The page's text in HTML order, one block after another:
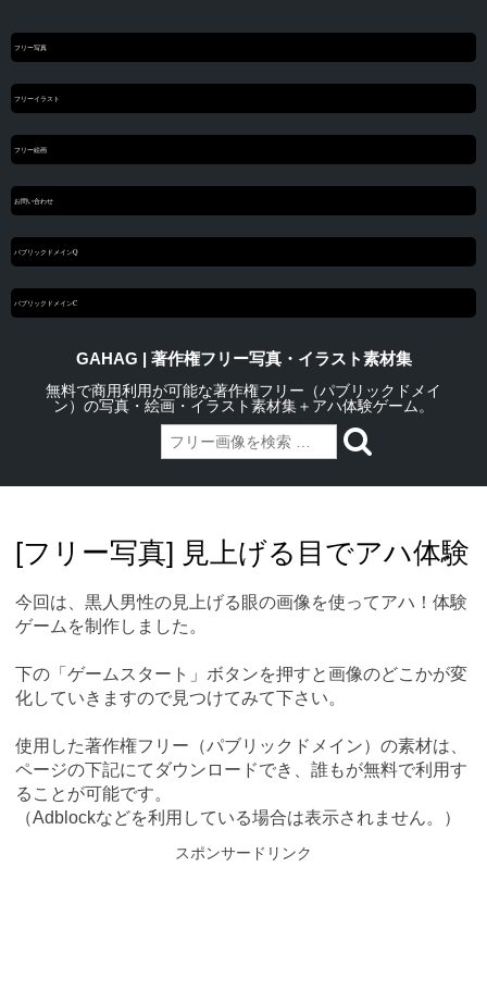
フリー写真
フリーイラスト
フリー絵画
お問い合わせ
パブリックドメインQ
パブリックドメインC
GAHAG | 著作権フリー写真・イラスト素材集
無料で商用利用が可能な著作権フリー（パブリックドメイ
ン）の写真・絵画・イラスト素材集＋アハ体験ゲーム。
content[フリー写真] 見上げる目でアハ体験
今回は、黒人男性の見上げる眼の画像を使ってアハ！体験
ゲームを制作しました。
下の「ゲームスタート」ボタンを押すと画像のどこかが変
化していきますので見つけてみて下さい。
使用した著作権フリー（パブリックドメイン）の素材は、
ページの下記にてダウンロードでき、誰もが無料で利用す
ることが可能です。
（Adblockなどを利用している場合は表示されません。）
スポンサードリンク